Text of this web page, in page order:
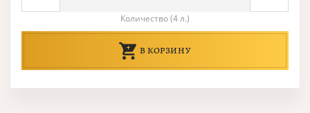
Количество (4 л.)
В КОРЗИНУ